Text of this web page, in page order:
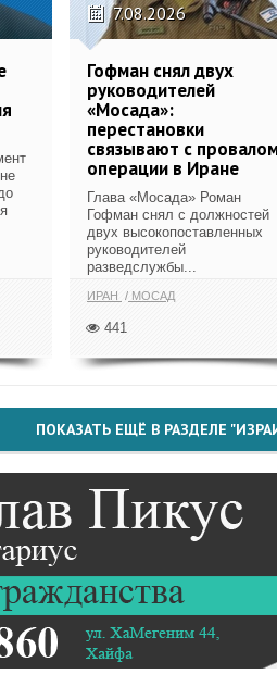
7.08.2026
Гофман снял двух
руководителей
«Мосада»:
перестановки
связывают с
операции в Иране
Глава «Мосада» Роман
Гофман снял с должностей
двух высокопоставленных
руководителей
разведслужбы...
ИРАН МОСАД
441
ПОКАЗАТЬ ЕЩЁ В РАЗДЕЛЕ